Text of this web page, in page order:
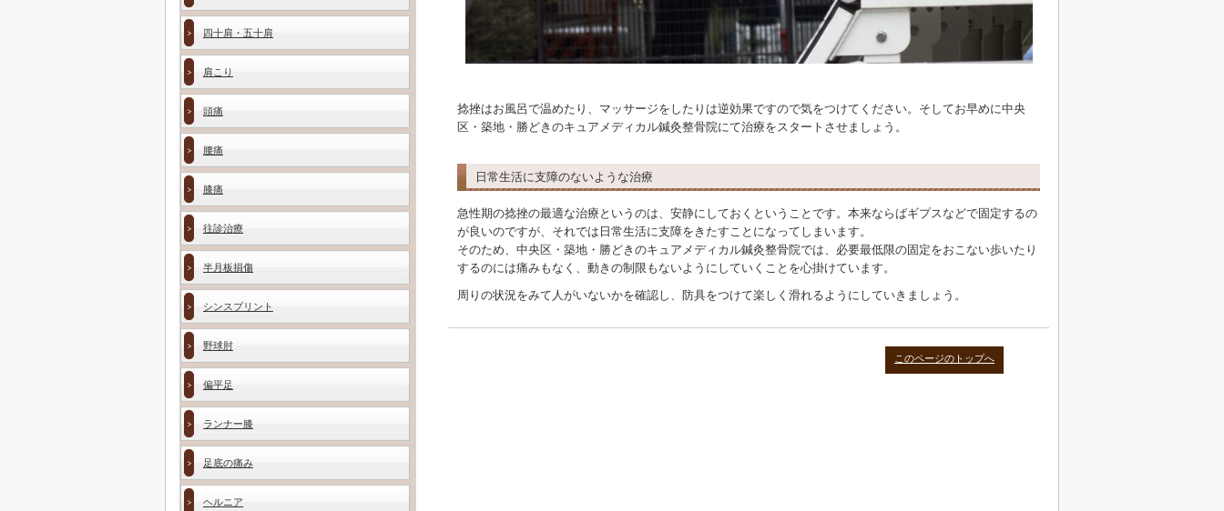
捻挫はお風呂で温めたり、マッサージをしたりは逆効果ですので気をつけてください。そしてお早めに中央
区・築地・勝どきのキュアメディカル鍼灸整骨院にて治療をスタートさせましょう。
日常生活に支障のないような治療
急性期の捻挫の最適な治療というのは、安静にしておくということです。本来ならばギプスなどで固定するの
が良いのですが、それでは日常生活に支障をきたすことになってしまいます。
そのため、中央区・築地・勝どきのキュアメディカル鍼灸整骨院では、必要最低限の固定をおこない歩いたり
するのには痛みもなく、動きの制限もないようにしていくことを心掛けています。
周りの状況をみて人がいないかを確認し、防具をつけて楽しく滑れるようにしていきましょう。
このページのトップへ
四十肩・五十肩
肩こり
頭痛
腰痛
膝痛
往診治療
半月板損傷
シンスプリント
野球肘
偏平足
ランナー膝
足底の痛み
ヘルニア